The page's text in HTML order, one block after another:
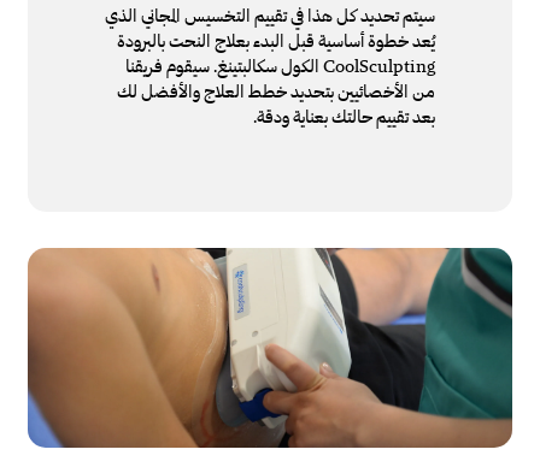
سيتم تحديد كل هذا في تقييم التخسيس المجاني الذي
يُعد خطوة أساسية قبل البدء بعلاج النحت بالبرودة
CoolSculpting الكول سكالبتينغ. سيقوم فريقنا
من الأخصائيين بتحديد خطط العلاج والأفضل لك
بعد تقييم حالتك بعناية ودقة.